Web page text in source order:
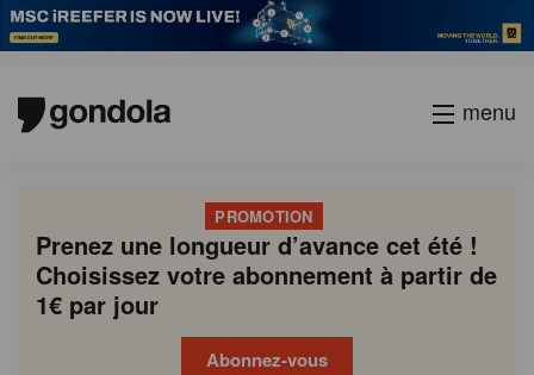
menu
PROMOTION
Prenez une longueur d’avance cet été !
Choisissez votre abonnement à partir de
1€ par jour
Abonnez-vous